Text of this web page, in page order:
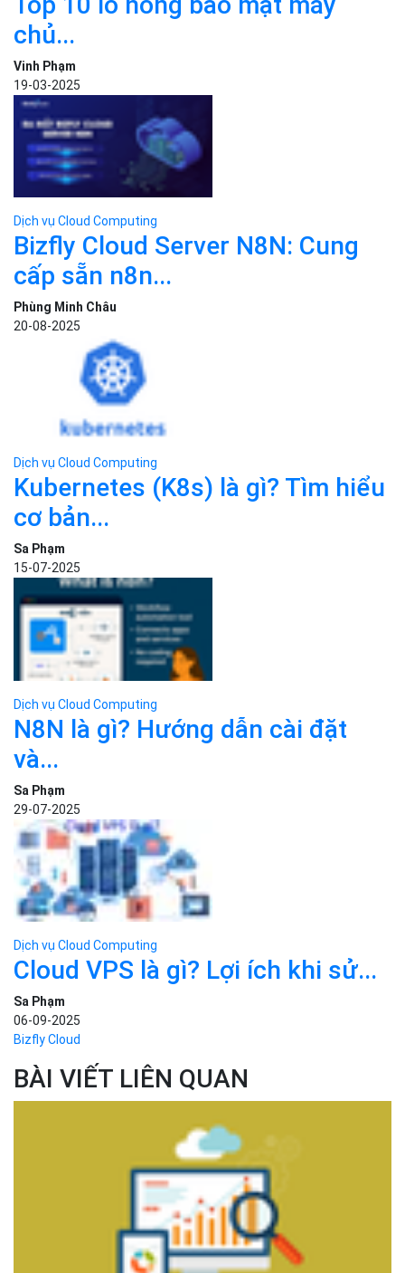
Dịch vụ Cloud Computing
Top 10 lỗ hổng bảo mật máy
chủ...
Vinh Phạm
19-03-2025
Dịch vụ Cloud Computing
Bizfly Cloud Server N8N: Cung
cấp sẵn n8n...
Phùng Minh Châu
Dịch vụ Cloud Computing
Kubernetes (K8s) là gì? Tìm hiểu
cơ bản...
Sa Phạm
15-07-2025
Dịch vụ Cloud Computing
N8N là gì? Hướng dẫn cài đặt
và...
Sa Phạm
29-07-2025
Dịch vụ Cloud Computing
Cloud VPS là gì? Lợi ích khi sử...
Sa Phạm
Bizfly Cloud
BÀI VIẾT LIÊN QUAN
Kiến thức cơ bản
Tin công nghệ